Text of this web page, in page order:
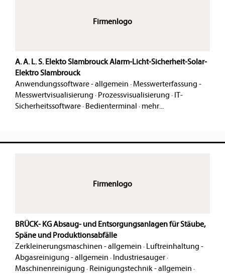
Firmenlogo
A. A. L. S. Elekto Slambrouck Alarm-Licht-Sicherheit-Solar-
Elektro Slambrouck
Anwendungssoftware - allgemein · Messwerterfassung -
Messwertvisualisierung · Prozessvisualisierung · IT-
Sicherheitssoftware· Bedienterminal · mehr...
Firmenlogo
BRÜCK- KG Absaug- und Entsorgungsanlagen für Stäube,
Späne und Produktionsabfälle
Zerkleinerungsmaschinen - allgemein · Luftreinhaltung -
Abgasreinigung - allgemein · Industriesauger·
Maschinenreinigung · Reinigungstechnik - allgemein ·